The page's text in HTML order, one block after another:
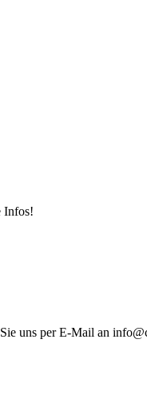
Infos!
uns per E-Mail an